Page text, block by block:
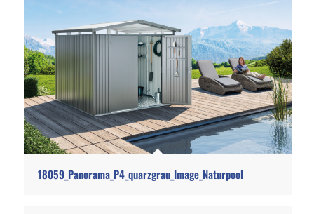
18059_Panorama_P4_quarzgrau_Image_Naturpool